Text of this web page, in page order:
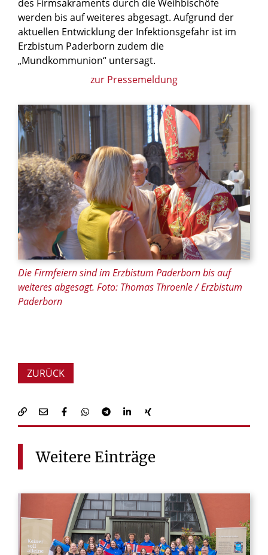
Die Firmfeiern sind im Erzbistum Paderborn bis auf
weiteres abgesagt. Foto: Thomas Throenle / Erzbistum
Paderborn
des Firmsakraments durch die Weihbischöfe
werden bis auf weiteres abgesagt. Aufgrund der
aktuellen Entwicklung der Infektionsgefahr ist im
Erzbistum Paderborn zudem die
„Mundkommunion“ untersagt.
zur Pressemeldung
ZURÜCK
Weitere Einträge